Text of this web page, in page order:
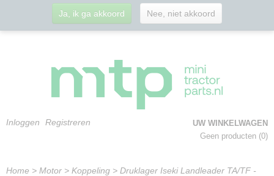
Inloggen Registreren
UW WINKELWAGEN
Geen producten (0)
Home > Motor > Koppeling > Druklager Iseki Landleader TA/TF -
Ja, ik ga akkoord Nee, niet akkoord